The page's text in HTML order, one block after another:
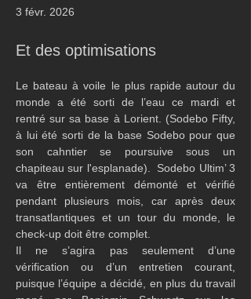
3 févr. 2026
Et des optimisations
Le bateau à voile le plus rapide autour du
monde a été sorti de l’eau ce mardi et
rentré sur sa base à Lorient. (Sodebo Fifty,
à lui été sorti de la base Sodebo pour que
son cahntier se poursuive sous un
chapiteau sur l'esplanade).  Sodebo Ultim’ 3
va être entièrement démonté et vérifié
pendant plusieurs mois, car après deux
transatlantiques et un tour du monde, le
check-up doit être complet.
Il ne s’agira pas seulement d’une
vérification ou d’un entretien courant,
puisque l’équipe a décidé, en plus du travail